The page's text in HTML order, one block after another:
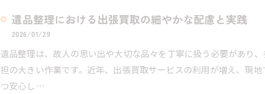
遺品整理における出張買取の細やかな配慮と実践
2026/01/29
遺品整理は、故人の思い出や大切な品々を丁寧に扱う必要があり
担の大きい作業です。近年、出張買取サービスの利用が増え、現
つ安心し…